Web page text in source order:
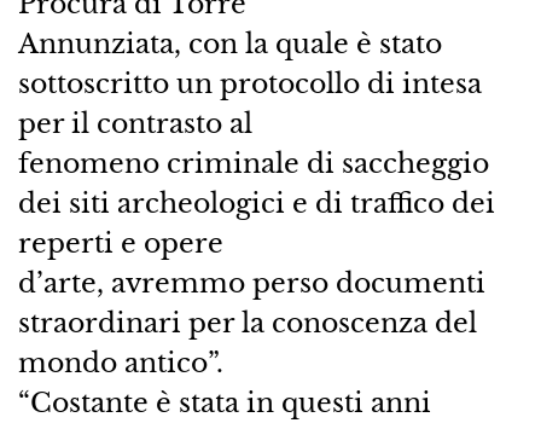
Annunziata, con la quale è stato
sottoscritto un protocollo di intesa
per il contrasto al
fenomeno criminale di saccheggio
dei siti archeologici e di traffico dei
reperti e opere
d’arte, avremmo perso documenti
straordinari per la conoscenza del
mondo antico”.
“Costante è stata in questi anni